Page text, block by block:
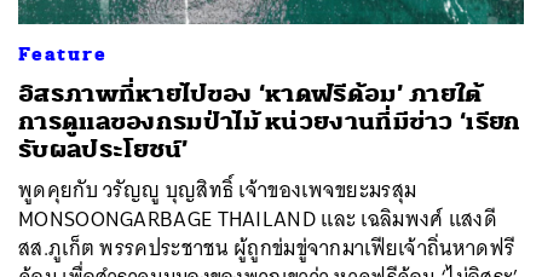
Feature
อิสรภาพที่หายไปของ ‘หาดฟรีด้อม’ ภายใต้
การดูแลของกรมป่าไม้ หน่วยงานที่มีข่าว ‘เรียก
รับผลประโยชน์’
พูดคุยกับ วรัญญู บุญสิทธิ์ เจ้าของเพจขยะมรสุม
MONSOONGARBAGE THAILAND และ เฉลิมพงศ์ แสงดี
สส.ภูเก็ต พรรคประชาชน ผู้ถูกข่มขู่จากมาเฟียเจ้าถิ่นหาดฟรี